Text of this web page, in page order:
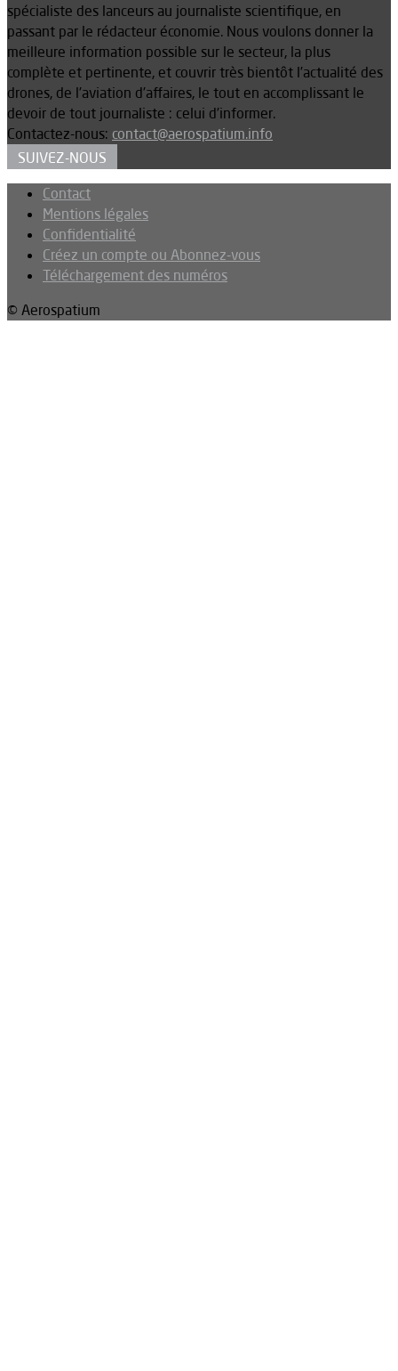
spécialiste des lanceurs au journaliste scientifique, en
passant par le rédacteur économie. Nous voulons donner la
meilleure information possible sur le secteur, la plus
complète et pertinente, et couvrir très bientôt l’actualité des
drones, de l’aviation d’affaires, le tout en accomplissant le
devoir de tout journaliste : celui d’informer.
Contactez-nous: contact@aerospatium.info
SUIVEZ-NOUS
Contact
Mentions légales
Confidentialité
Créez un compte ou Abonnez-vous
Téléchargement des numéros
© Aerospatium